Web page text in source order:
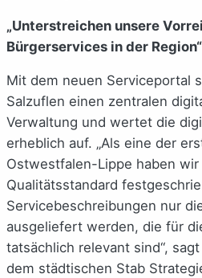
„Unterstreichen unsere
Bürgerservices in der Region“
Mit dem neuen Serviceportal
Salzuflen einen zentralen
Verwaltung und wertet die
erheblich auf. „Als eine der
Ostwestfalen-Lippe haben wir
Qualitätsstandard
Servicebeschreibungen nur
ausgeliefert werden, die für
tatsächlich relevant sind“,
dem städtischen Stab